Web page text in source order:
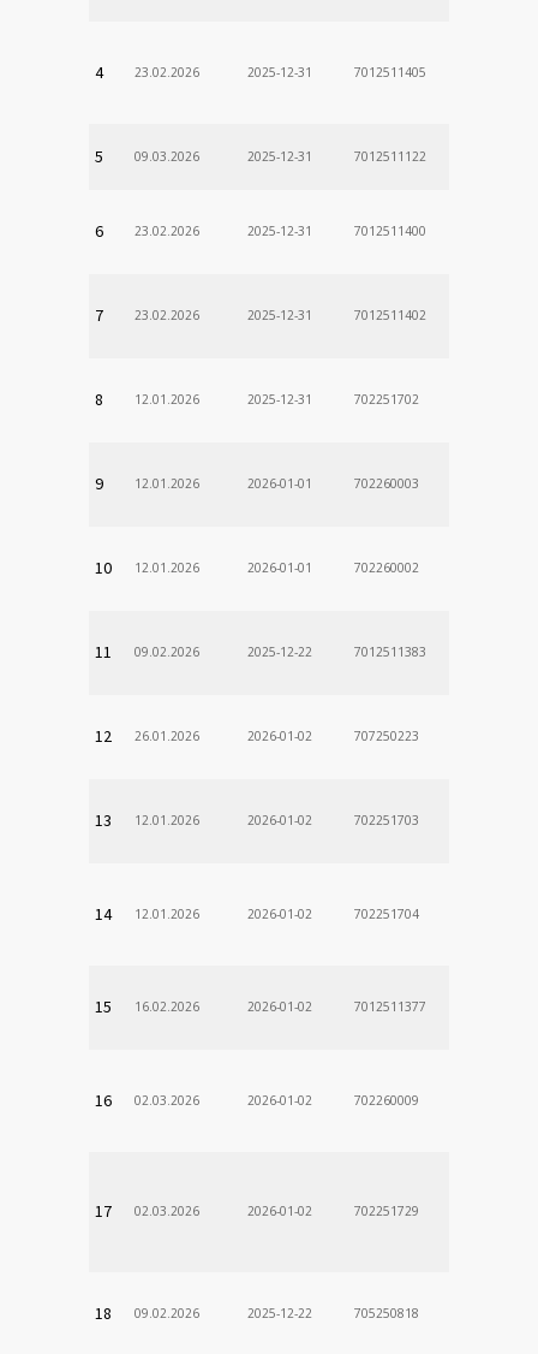
4 23.02.2026 2025-12-31 7012511405
5 09.03.2026 2025-12-31 7012511122
6 23.02.2026 2025-12-31 7012511400
7 23.02.2026 2025-12-31 7012511402
8 12.01.2026 2025-12-31 702251702
9 12.01.2026 2026-01-01 702260003
10 12.01.2026 2026-01-01 702260002
11 09.02.2026 2025-12-22 7012511383
12 26.01.2026 2026-01-02 707250223
13 12.01.2026 2026-01-02 702251703
14 12.01.2026 2026-01-02 702251704
15 16.02.2026 2026-01-02 7012511377
16 02.03.2026 2026-01-02 702260009
17 02.03.2026 2026-01-02 702251729
18 09.02.2026 2025-12-22 705250818